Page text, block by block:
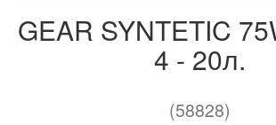
GEAR SYNTETIC
4 - 20л.
(58828)